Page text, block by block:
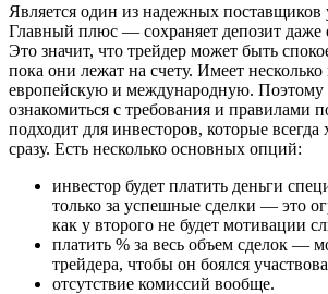
Является один из надежных поставщиков
Главный плюс — сохраняет депозит даже
Это значит, что трейдер может быть
пока они лежат на счету. Имеет
европейскую и международную. Поэтому
ознакомиться с требования и правилами
подходит для инвесторов, которые всегда
сразу. Есть несколько основных опций:
инвестор будет платить деньги
только за успешные сделки — это
как у второго не будет мотивации
платить % за весь объем сделок —
трейдера, чтобы он боялся
отсутствие комиссий вообще.